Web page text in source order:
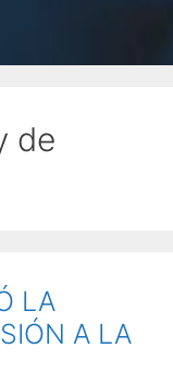
de
LA
A LA